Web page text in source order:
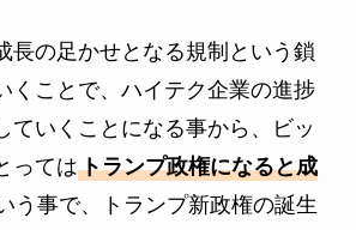
長の足かせとなる規制という鎖
くことで、ハイテク企業の進捗
ていくことになる事から、ビッ
ってはトランプ政権になると成
う事で、トランプ新政権の誕生